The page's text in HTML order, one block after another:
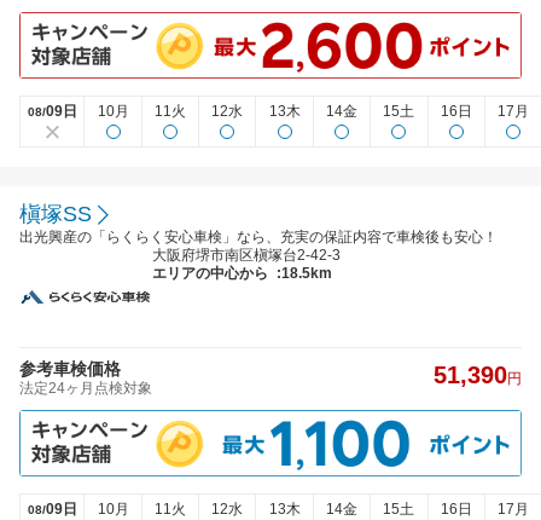
08/09日 10月 11火 12水 13木 14金 15土 16日 17月
槇塚SS
出光興産の「らくらく安心車検」なら、充実の保証内容で車検後も安心！
大阪府堺市南区槇塚台2-42-3
エリアの中心から
:18.5km
参考車検価格
法定24ヶ月点検対象 51,390円
08/09日 10月 11火 12水 13木 14金 15土 16日 17月